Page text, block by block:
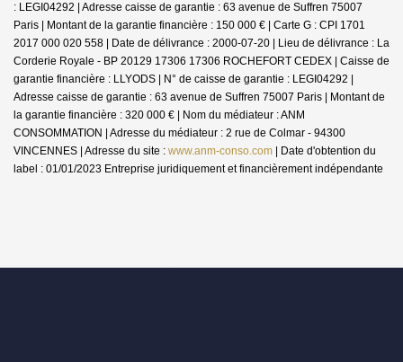
: LEGI04292 | Adresse caisse de garantie : 63 avenue de Suffren 75007
Paris | Montant de la garantie financière : 150 000 € | Carte G : CPI 1701
2017 000 020 558 | Date de délivrance : 2000-07-20 | Lieu de délivrance : La
Corderie Royale - BP 20129 17306 17306 ROCHEFORT CEDEX | Caisse de
garantie financière : LLYODS | N° de caisse de garantie : LEGI04292 |
Adresse caisse de garantie : 63 avenue de Suffren 75007 Paris | Montant de
la garantie financière : 320 000 € | Nom du médiateur : ANM
CONSOMMATION | Adresse du médiateur : 2 rue de Colmar - 94300
VINCENNES | Adresse du site : www.anm-conso.com | Date d'obtention du
label : 01/01/2023 Entreprise juridiquement et financièrement indépendante